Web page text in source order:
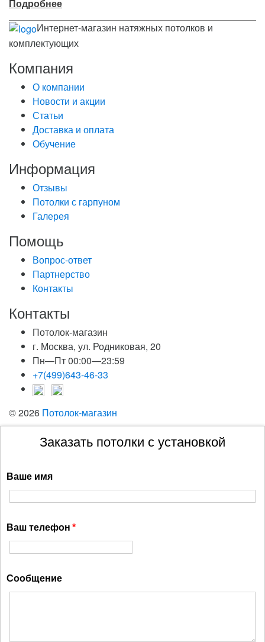
Подробнее
Интернет-магазин натяжных потолков и
комплектующих
Компания
О компании
Новости и акции
Статьи
Доставка и оплата
Обучение
Информация
Отзывы
Потолки с гарпуном
Галерея
Помощь
Вопрос-ответ
Партнерство
Контакты
Контакты
Потолок-магазин
г. Москва, ул. Родниковая, 20
Пн—Пт 00:00—23:59
+7(499)643-46-33
© 2026 Потолок-магазин
Заказать потолки с установкой
Ваше имя
Ваш телефон
Сообщение